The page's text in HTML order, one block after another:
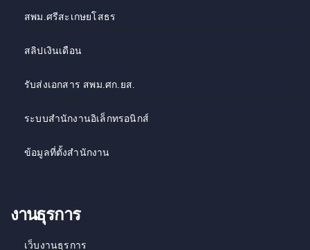
สพม.ศรีสะเกษยโสธร
สลิปเงินเดือน
รับส่งเอกสาร สพม.ศก.ยส.
ระบบสำนักงานอิเล็กทรอนิกส์
ข้อมูลที่ตั้งสำนักงาน
งานธุรการ
เว็บงานธุรการ